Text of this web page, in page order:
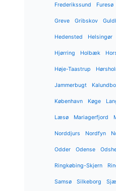
Frederikssund Furesø
Greve Gribskov
Hedensted Helsingør
Hjørring Holbæk
Høje-Taastrup
Jammerbugt
København Køge
Læsø Mariagerfjord
Norddjurs Nordfyn
Odder Odense
Ringkøbing-Skjern
Samsø Silkeborg